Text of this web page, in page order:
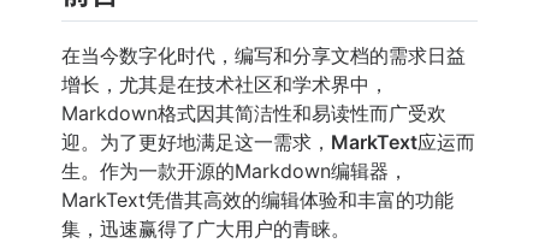
在当今数字化时代，编写和分享文档的需求日益
增长，尤其是在技术社区和学术界中，
Markdown格式因其简洁性和易读性而广受欢
迎。为了更好地满足这一需求， MarkText应运而
生。作为一款开源的Markdown编辑器，
MarkText凭借其高效的编辑体验和丰富的功能
集，迅速赢得了广大用户的青睐。